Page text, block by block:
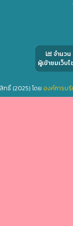
จำนวน
ผู้เข้าชมเว็บ
ทธิ์ (2025) โดย องค์การบ